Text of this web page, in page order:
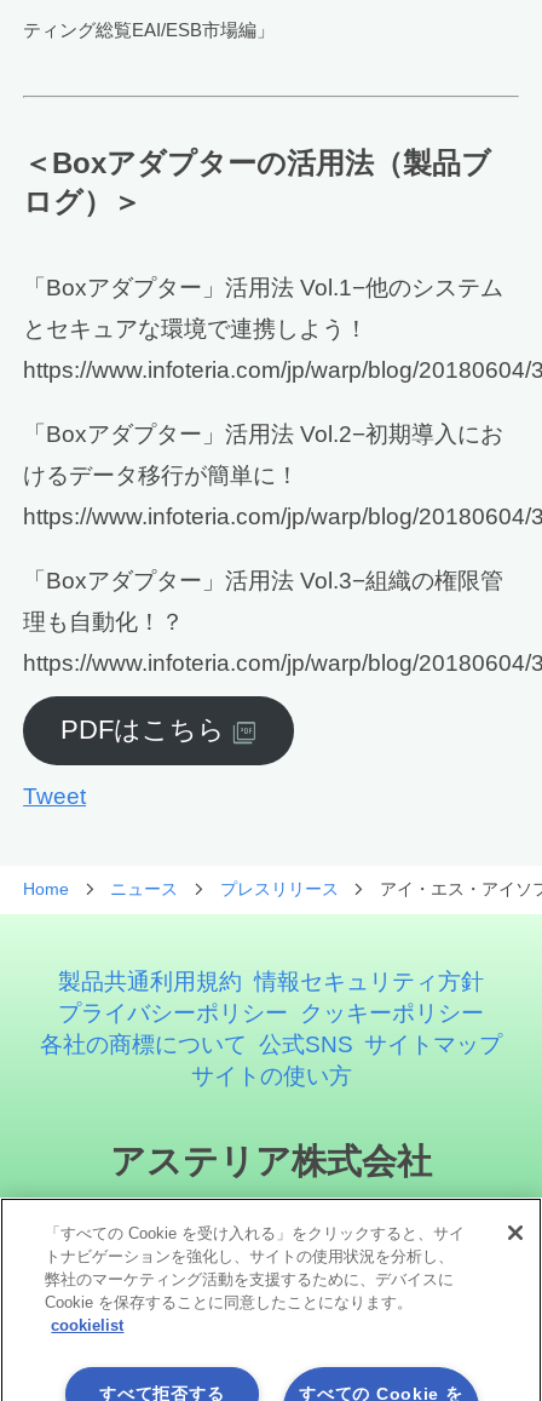
ティング総覧EAI/ESB市場編」
＜Boxアダプターの活用法（製品ブ
ログ）＞
「Boxアダプター」活用法 Vol.1−他のシステム
とセキュアな環境で連携しよう！
https://www.infoteria.com/jp/warp/blog/20180604/
「Boxアダプター」活用法 Vol.2−初期導入にお
けるデータ移行が簡単に！
https://www.infoteria.com/jp/warp/blog/20180604/
「Boxアダプター」活用法 Vol.3−組織の権限管
理も自動化！？
https://www.infoteria.com/jp/warp/blog/20180604/
PDFはこちら
Tweet
Home ニュース プレスリリース アイ・エス・アイソ
製品共通利用規約 情報セキュリティ方針
プライバシーポリシー
クッキーポリシー
各社の商標について 公式SNS サイトマップ
サイトの使い方
アステリア株式会社
ソーシャルメディア
「すべての Cookie を受け入れる」をクリックすると、サイ
トナビゲーションを強化し、サイトの使用状況を分析し、
弊社のマーケティング活動を支援するために、デバイスに
Cookie を保存することに同意したことになります。
cookielist
すべての Cookie を
すべて拒否する